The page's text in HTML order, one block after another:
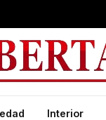
Interior